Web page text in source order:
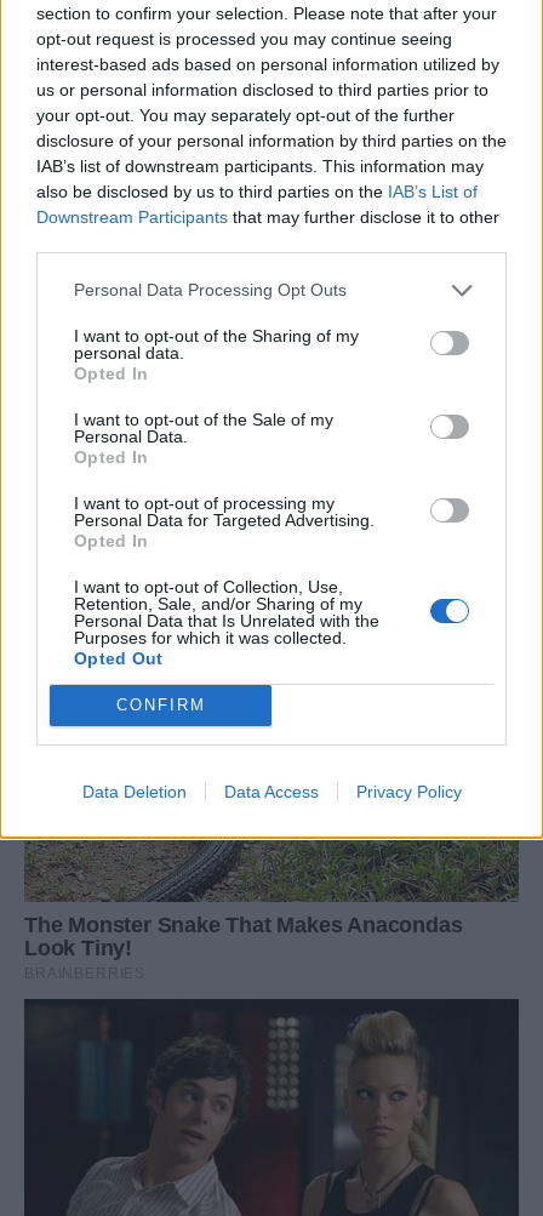
section to confirm your selection. Please note that after your
opt-out request is processed you may continue seeing
interest-based ads based on personal information utilized by
us or personal information disclosed to third parties prior to
your opt-out. You may separately opt-out of the further
disclosure of your personal information by third parties on the
IAB’s list of downstream participants. This information may
also be disclosed by us to third parties on the IAB’s List of
Downstream Participants that may further disclose it to other
Personal Data Processing Opt Outs
I want to opt-out of the Sharing of my
personal data.
Opted In
I want to opt-out of the Sale of my
Personal Data.
Opted In
I want to opt-out of processing my
Personal Data for Targeted Advertising.
Opted In
I want to opt-out of Collection, Use,
Retention, Sale, and/or Sharing of my
Personal Data that Is Unrelated with the
Purposes for which it was collected.
Opted Out
CONFIRM
Data Deletion Data Access Privacy Policy